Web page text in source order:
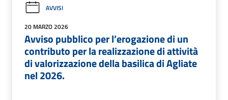
AVVISI
20 MARZO 2026
Avviso pubblico per l’erogazione di un
contributo per la realizzazione di attività
di valorizzazione della basilica di Agliate
nel 2026.